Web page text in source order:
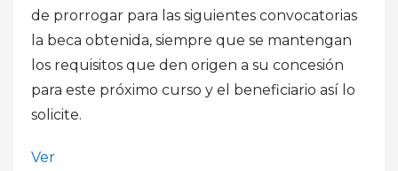
de prorrogar para las siguientes convocatorias
la beca obtenida, siempre que se mantengan
los requisitos que den origen a su concesión
para este próximo curso y el beneficiario así lo
solicite.
Ver